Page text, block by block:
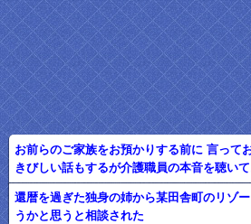
お前らのご家族をお預かりする前に 言って
きびしい話もするが介護職員の本音を聴いて
還暦を過ぎた独身の姉から某田舎町のリゾ
うかと思うと相談された